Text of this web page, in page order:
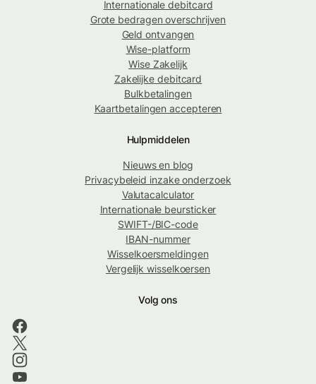
Internationale debitcard
Grote bedragen overschrijven
Geld ontvangen
Wise-platform
Wise Zakelijk
Zakelijke debitcard
Bulkbetalingen
Kaartbetalingen accepteren
Hulpmiddelen
Nieuws en blog
Privacybeleid inzake onderzoek
Valutacalculator
Internationale beursticker
SWIFT-/BIC-code
IBAN-nummer
Wisselkoersmeldingen
Vergelijk wisselkoersen
Volg ons